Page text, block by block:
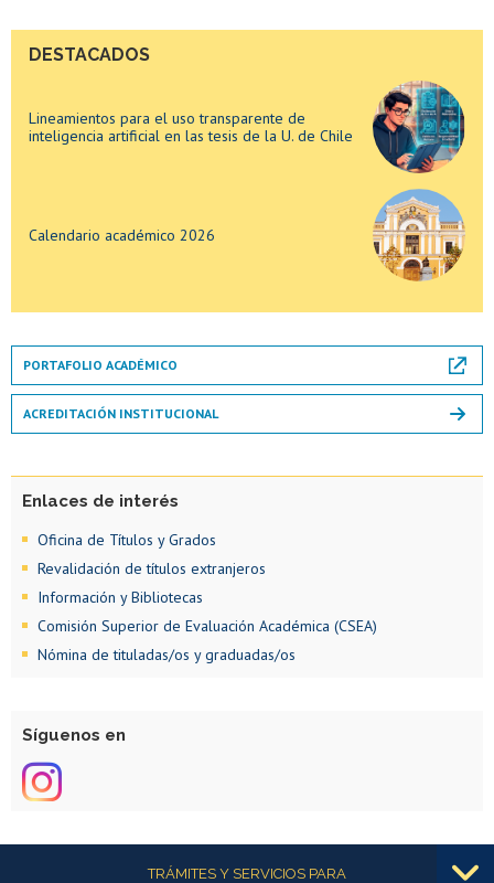
DESTACADOS
Lineamientos para el uso transparente de
inteligencia artificial en las tesis de la U. de Chile
Calendario académico 2026
inteligencia artificial en las tesis de la U. de Chile
PORTAFOLIO ACADÉMICO
ACREDITACIÓN INSTITUCIONAL
Enlaces de interés
Oficina de Títulos y Grados
Revalidación de títulos extranjeros
Información y Bibliotecas
Comisión Superior de Evaluación Académica (CSEA)
Nómina de tituladas/os y graduadas/os
Síguenos en
Más informaciónTRÁMITES Y SERVICIOS PARA